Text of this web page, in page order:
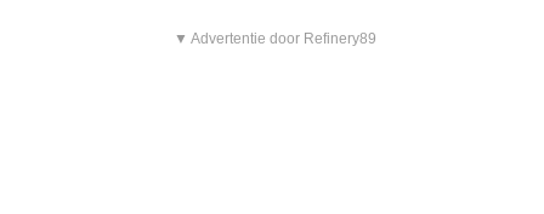
▼ Advertentie door Refinery89